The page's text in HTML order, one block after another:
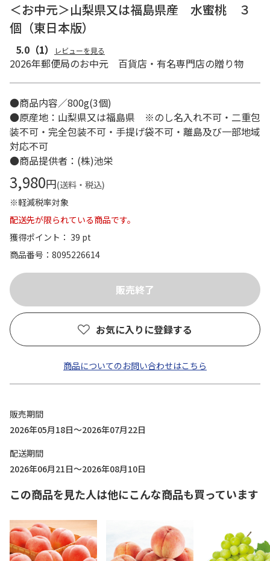
＜お中元＞山梨県又は福島県産 水蜜桃 ３
個（東日本版）
5.0 （1） レビューを見る
2026年郵便局のお中元 百貨店・有名専門店の贈り物
●商品内容／800g(3個)
●原産地：山梨県又は福島県 ※のし名入れ不可・二重包
装不可・完全包装不可・手提げ袋不可・離島及び一部地域
対応不可
●商品提供者：(株)池栄
3,980円(送料・税込)
※軽減税率対象
配送先が限られている商品です。
獲得ポイント： 39 pt
商品番号
8095226614
お気に入りに登録する
商品についてのお問い合わせはこちら
販売期間
2026年05月18日～2026年07月22日
配送期間
2026年06月21日～2026年08月10日
この商品を見た人は他にこんな商品も買っています